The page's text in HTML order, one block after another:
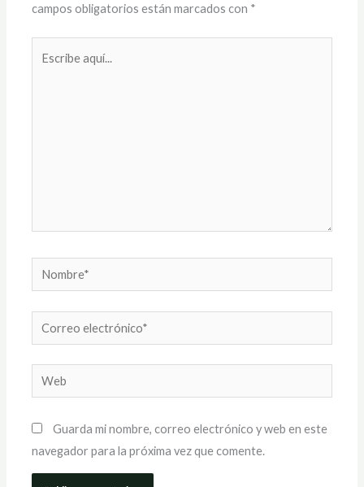
campos obligatorios están marcados con *
Nombre*
Correo
electrónico*
Web
Guarda mi nombre, correo electrónico y web en este
navegador para la próxima vez que comente.